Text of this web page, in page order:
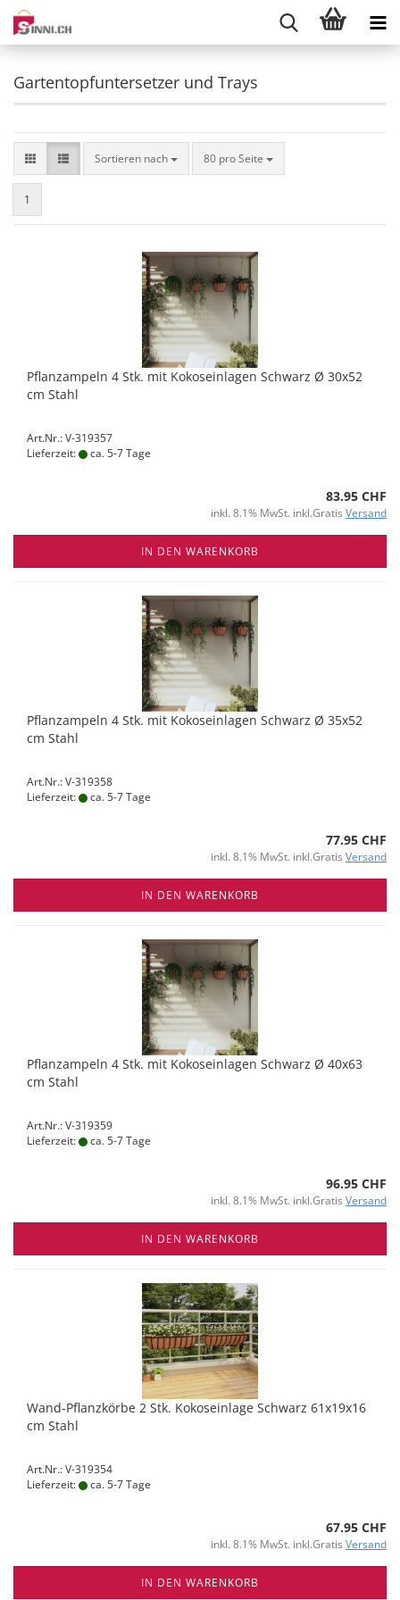
Gartentopfuntersetzer und Trays
Sortieren nach
Sortieren nach 80 pro Seite
pro Seite
1
Pflanzampeln 4 Stk. mit Kokoseinlagen Schwarz Ø 30x52
cm Stahl
Art.Nr.: V-319357
Lieferzeit:
ca. 5-7 Tage
83.95 CHF
inkl. 8.1% MwSt. inkl.Gratis Versand
IN DEN WARENKORB
Pflanzampeln 4 Stk. mit Kokoseinlagen Schwarz Ø 35x52
cm Stahl
Art.Nr.: V-319358
Lieferzeit:
ca. 5-7 Tage
77.95 CHF
inkl. 8.1% MwSt. inkl.Gratis Versand
IN DEN WARENKORB
Pflanzampeln 4 Stk. mit Kokoseinlagen Schwarz Ø 40x63
cm Stahl
Art.Nr.: V-319359
Lieferzeit:
ca. 5-7 Tage
96.95 CHF
inkl. 8.1% MwSt. inkl.Gratis Versand
IN DEN WARENKORB
Wand-Pflanzkörbe 2 Stk. Kokoseinlage Schwarz 61x19x16
cm Stahl
Art.Nr.: V-319354
Lieferzeit:
ca. 5-7 Tage
67.95 CHF
inkl. 8.1% MwSt. inkl.Gratis Versand
IN DEN WARENKORB